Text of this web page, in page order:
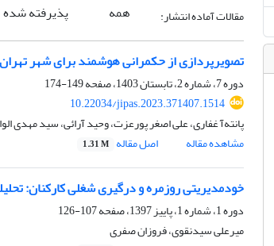
مقالات آماده انتشار: همه پذیرفته شده
تصویرپردازی از حکمرانی هوشمند برای شهر
دوره 7، شماره 2، تابستان 1403، صفحه
149-174
10.22034/jipas.2023.371407.1514
پانته‌آ غفاری، علی اصغر پورعزت، وحید آرائی، سید مهدی
مشاهده مقاله
اصل مقاله 1.31 M
خود‌مدیریتی روزمره و درگیری‌ شغلی کارکنان:
دوره 1، شماره 1، پاییز 1397، صفحه
107-126
میرعلی سیدنقوی، فروزان صفری